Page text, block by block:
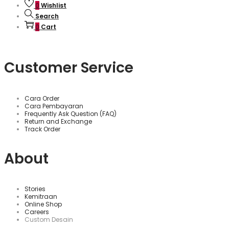
0 Wishlist
Search
0 Cart
Customer Service
Cara Order
Cara Pembayaran
Frequently Ask Question (FAQ)
Return and Exchange
Track Order
About
Stories
Kemitraan
Online Shop
Careers
Custom Desain